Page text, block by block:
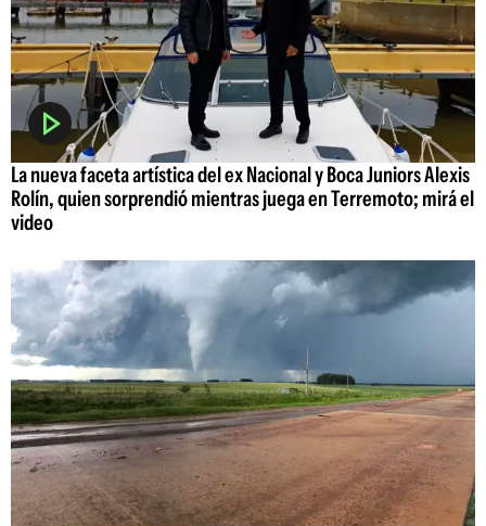
La nueva faceta artística del ex Nacional y Boca Juniors Alexis
Rolín, quien sorprendió mientras juega en Terremoto; mirá el
video